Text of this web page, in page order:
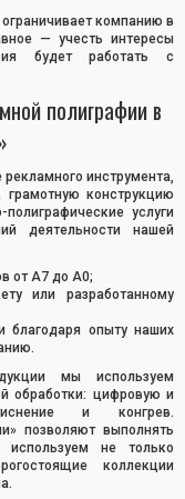
компанию в
— учесть интересы
будет работать с
полиграфии в
инструмента,
конструкцию
услуги
деятельности нашей
от А7 до А0;
или разработанному
благодаря опыту наших
мы используем
обработки: цифровую и
и конгрев.
позволяют выполнять
не только
коллекции